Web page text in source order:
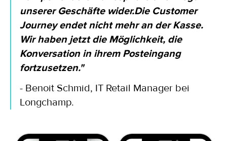
unserer Geschäfte wider.Die Customer
Journey endet nicht mehr an der Kasse.
Wir haben jetzt die Möglichkeit, die
Konversation in ihrem Posteingang
fortzusetzen."
- Benoit Schmid, IT Retail Manager bei
Longchamp.